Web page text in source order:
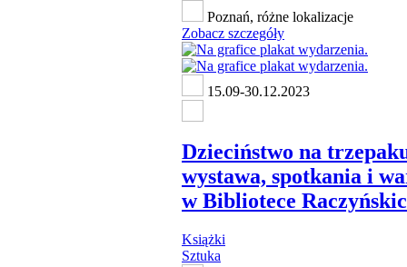
Poznań, różne lokalizacje
Zobacz szczegóły
15.09-30.12.2023
Dzieciństwo na
wystawa, spotkania i
w Bibliotece
Książki
Sztuka